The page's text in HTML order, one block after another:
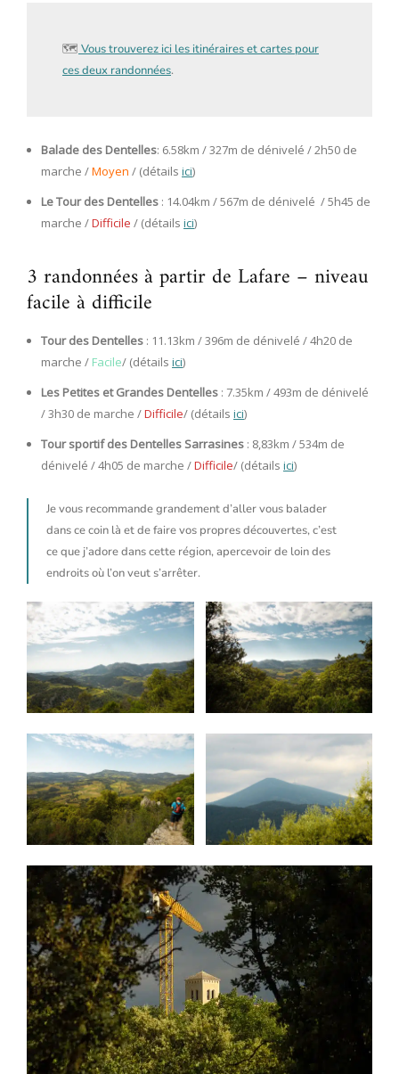
🗺 Vous trouverez ici les itinéraires et cartes pour
ces deux randonnées.
Balade des Dentelles: 6.58km / 327m de dénivelé / 2h50 de
marche /Moyen / (détails ici)
Le Tour des Dentelles : 14.04km / 567m de dénivelé / 5h45 de
marche /Difficile / (détails ici)
3 randonnées à partir de Lafare – niveau
facile à difficile
Tour des Dentelles : 11.13km / 396m de dénivelé / 4h20 de
marche / Facile/ (détails ici)
Les Petites et Grandes Dentelles : 7.35km / 493m de dénivelé
/ 3h30 de marche /Difficile/ (détails ici)
Tour sportif des Dentelles Sarrasines : 8,83km / 534m de
dénivelé / 4h05 de marche /Difficile/ (détails ici)
Je vous recommande grandement d’aller vous balader
dans ce coin là et de faire vos propres découvertes, c’est
ce que j’adore dans cette région, apercevoir de loin des
endroits où l’on veut s’arrêter.